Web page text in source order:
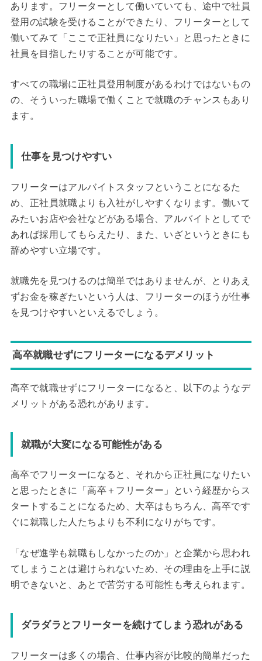
あります。フリーターとして働いていても、途中で社員
登用の試験を受けることができたり、フリーターとして
働いてみて「ここで正社員になりたい」と思ったときに
社員を目指したりすることが可能です。
すべての職場に正社員登用制度があるわけではないもの
の、そういった職場で働くことで就職のチャンスもあり
ます。
仕事を見つけやすい
フリーターはアルバイトスタッフということになるた
め、正社員就職よりも入社がしやすくなります。働いて
みたいお店や会社などがある場合、アルバイトとしてで
あれば採用してもらえたり、また、いざというときにも
辞めやすい立場です。
就職先を見つけるのは簡単ではありませんが、とりあえ
ずお金を稼ぎたいという人は、フリーターのほうが仕事
を見つけやすいといえるでしょう。
高卒就職せずにフリーターになるデメリット
高卒で就職せずにフリーターになると、以下のようなデ
メリットがある恐れがあります。
就職が大変になる可能性がある
高卒でフリーターになると、それから正社員になりたい
と思ったときに「高卒＋フリーター」という経歴からス
タートすることになるため、大卒はもちろん、高卒です
ぐに就職した人たちよりも不利になりがちです。
「なぜ進学も就職もしなかったのか」と企業から思われ
てしまうことは避けられないため、その理由を上手に説
明できないと、あとで苦労する可能性も考えられます。
ダラダラとフリーターを続けてしまう恐れがある
フリーターは多くの場合、仕事内容が比較的簡単だった